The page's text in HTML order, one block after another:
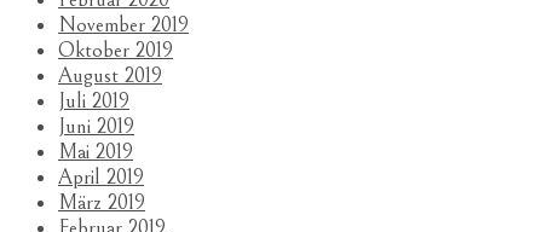
November 2019
Oktober 2019
August 2019
Juli 2019
Juni 2019
Mai 2019
April 2019
März 2019